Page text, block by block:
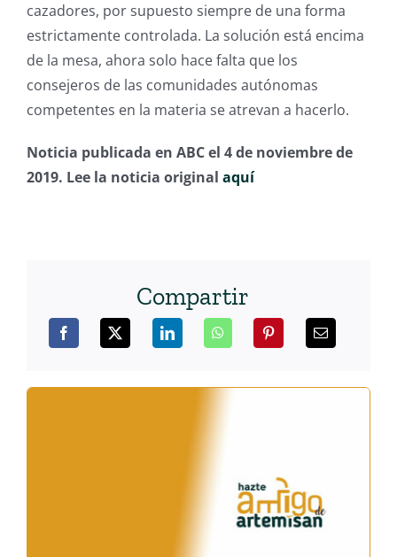
cazadores, por supuesto siempre de una forma
estrictamente controlada. La solución está encima
de la mesa, ahora solo hace falta que los
consejeros de las comunidades autónomas
competentes en la materia se atrevan a hacerlo.
Noticia publicada en ABC el 4 de noviembre de
2019. Lee la noticia original aquí
Compartir